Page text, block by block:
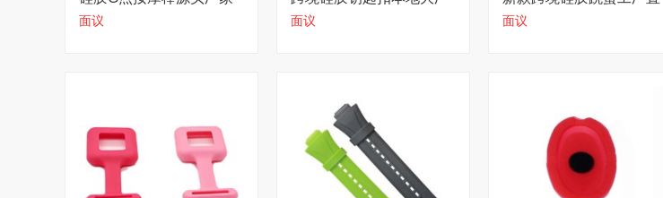
面议 面议
营
面议